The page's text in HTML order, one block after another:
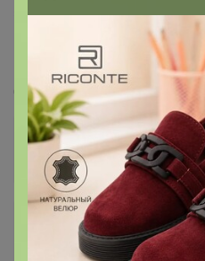
314 5.0 359.8K 912.6K 83.9K
СИМА ЛЕНД.
притяжения
Стоп 10 августа